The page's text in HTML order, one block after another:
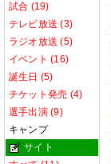
試合 (19)
テレビ放送 (3)
ラジオ放送 (5)
イベント (16)
誕生日 (5)
チケット発売 (4)
選手出演 (9)
キャンプ
サイト